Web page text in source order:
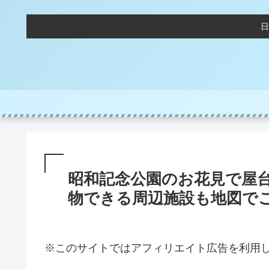
昭和記念公園のお花見で屋
物できる周辺施設も地図で
※このサイトではアフィリエイト広告を利用